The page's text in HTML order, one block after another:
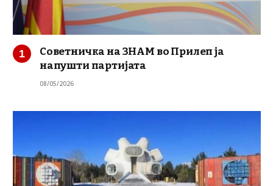
Советничка на ЗНАМ во Прилеп ја
напушти партијата
08/05/2026